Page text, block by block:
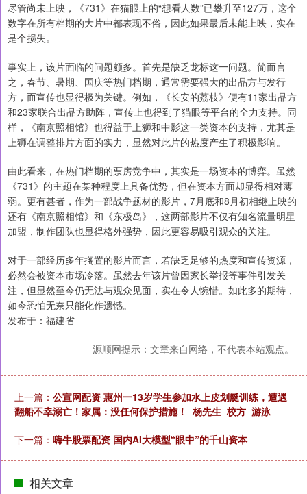
尽管尚未上映，《731》在猫眼上的“想看人数”已攀升至127万，这个
数字在所有档期的大片中都表现不俗，因此如果最后未能上映，实在
是个损失。
事实上，该片面临的问题颇多。首先是缺乏龙标这一问题。简而言
之，春节、暑期、国庆等热门档期，通常需要强大的出品方与发行
方，而宣传也显得极为关键。例如，《长安的荔枝》便有11家出品方
和23家联合出品方助阵，宣传上也得到了猫眼等平台的全力支持。同
样，《南京照相馆》也得益于上狮和中影这一类资本的支持，尤其是
上狮在调整排片方面的实力，显然对此片的热度产生了积极影响。
由此看来，在热门档期的票房竞争中，其实是一场资本的博弈。虽然
《731》的主题在某种程度上具备优势，但在资本方面却显得相对薄
弱。更有甚者，作为一部战争题材的影片，7月底和8月初相继上映的
还有《南京照相馆》和《东极岛》，这两部影片不仅有知名流量明星
加盟，制作团队也显得格外强势，因此更容易吸引观众的关注。
对于一部经历多年搁置的影片而言，若缺乏足够的热度和宣传资源，
必然会被资本市场冷落。虽然去年该片曾因家长举报等事件引发关
注，但显然至今仍无法与观众见面，实在令人惋惜。如此多的期待，
如今恐怕无奈只能化作遗憾。
发布于：福建省
源顺网提示：文章来自网络，不代表本站观点。
上一篇： 公宣网配资 惠州一13岁学生参加水上皮划艇训练，遭遇
翻船不幸溺亡！家属：没任何保护措施！_杨先生_校方_游泳
下一篇： 嗨牛股票配资 国内AI大模型“眼中”的千山资本
相关文章